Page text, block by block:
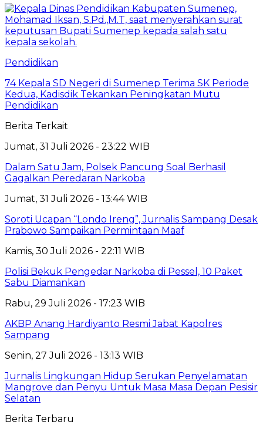
Pendidikan
74 Kepala SD Negeri di Sumenep Terima SK Periode
Kedua, Kadisdik Tekankan Peningkatan Mutu
Pendidikan
Berita Terkait
Jumat, 31 Juli 2026 - 23:22 WIB
Dalam Satu Jam, Polsek Pancung Soal Berhasil
Gagalkan Peredaran Narkoba
Jumat, 31 Juli 2026 - 13:44 WIB
Soroti Ucapan “Londo Ireng”, Jurnalis Sampang Desak
Prabowo Sampaikan Permintaan Maaf
Kamis, 30 Juli 2026 - 22:11 WIB
Polisi Bekuk Pengedar Narkoba di Pessel, 10 Paket
Sabu Diamankan
Rabu, 29 Juli 2026 - 17:23 WIB
AKBP Anang Hardiyanto Resmi Jabat Kapolres
Sampang
Senin, 27 Juli 2026 - 13:13 WIB
Jurnalis Lingkungan Hidup Serukan Penyelamatan
Mangrove dan Penyu Untuk Masa Masa Depan Pesisir
Selatan
Berita Terbaru